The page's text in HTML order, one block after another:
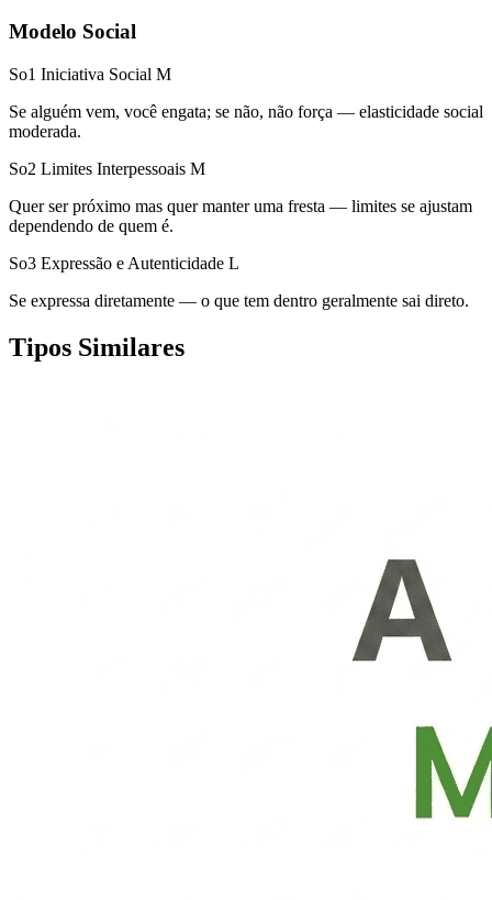
Modelo Social
So1 Iniciativa Social M
Se alguém vem, você engata; se não, não força — elasticidade social
moderada.
So2 Limites Interpessoais M
Quer ser próximo mas quer manter uma fresta — limites se ajustam
dependendo de quem é.
So3 Expressão e Autenticidade L
Se expressa diretamente — o que tem dentro geralmente sai direto.
Tipos Similares